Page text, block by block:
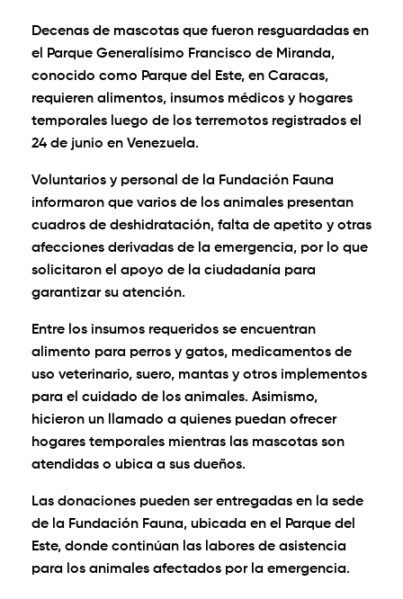
Decenas de mascotas que fueron resguardadas en
el Parque Generalísimo Francisco de Miranda,
conocido como Parque del Este, en Caracas,
requieren alimentos, insumos médicos y hogares
temporales luego de los terremotos registrados el
24 de junio en Venezuela.
Voluntarios y personal de la Fundación Fauna
informaron que varios de los animales presentan
cuadros de deshidratación, falta de apetito y otras
afecciones derivadas de la emergencia, por lo que
solicitaron el apoyo de la ciudadanía para
garantizar su atención.
Entre los insumos requeridos se encuentran
alimento para perros y gatos, medicamentos de
uso veterinario, suero, mantas y otros implementos
para el cuidado de los animales. Asimismo,
hicieron un llamado a quienes puedan ofrecer
hogares temporales mientras las mascotas son
atendidas o ubica a sus dueños.
Las donaciones pueden ser entregadas en la sede
de la Fundación Fauna, ubicada en el Parque del
Este, donde continúan las labores de asistencia
para los animales afectados por la emergencia.
0:00 / 0:28 1×